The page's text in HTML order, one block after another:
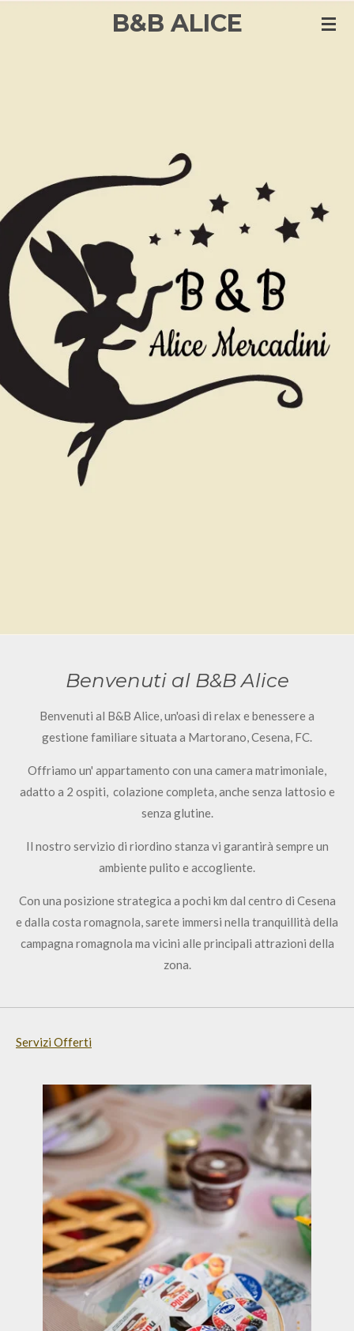
B&B ALICE
Benvenuti al B&B Alice
Benvenuti al B&B Alice, un'oasi di relax e benessere a
gestione familiare situata a Martorano, Cesena, FC.
Offriamo un' appartamento con una camera matrimoniale,
adatto a 2 ospiti, colazione completa, anche senza lattosio e
senza glutine.
Il nostro servizio di riordino stanza vi garantirà sempre un
ambiente pulito e accogliente.
Con una posizione strategica a pochi km dal centro di Cesena
e dalla costa romagnola, sarete immersi nella tranquillità della
campagna romagnola ma vicini alle principali attrazioni della
zona.
Servizi Offerti